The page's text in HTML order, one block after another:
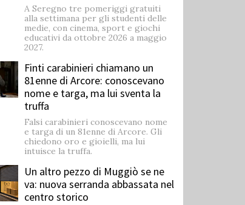
A Seregno tre pomeriggi gratuiti
alla settimana per gli studenti delle
medie, con cinema, sport e giochi
educativi da ottobre 2026 a maggio
2027.
Finti carabinieri chiamano un
81enne di Arcore: conoscevano
nome e targa, ma lui sventa la
truffa
Falsi carabinieri conoscevano nome
e targa di un 81enne di Arcore. Gli
chiedono oro e gioielli, ma lui
intuisce la truffa.
Un altro pezzo di Muggiò se ne
va: nuova serranda abbassata nel
centro storico